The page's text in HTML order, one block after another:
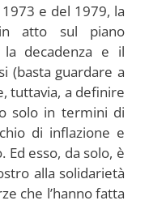
e del 1979, la
atto sul piano
la decadenza e il
(basta guardare a
tuttavia, a definire
solo in termini di
di inflazione e
Ed esso, da solo, è
alla solidarietà
che l’hanno fatta